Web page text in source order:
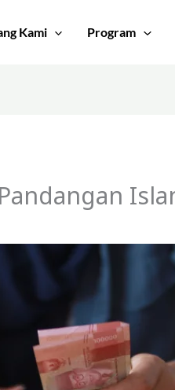
Kami Program